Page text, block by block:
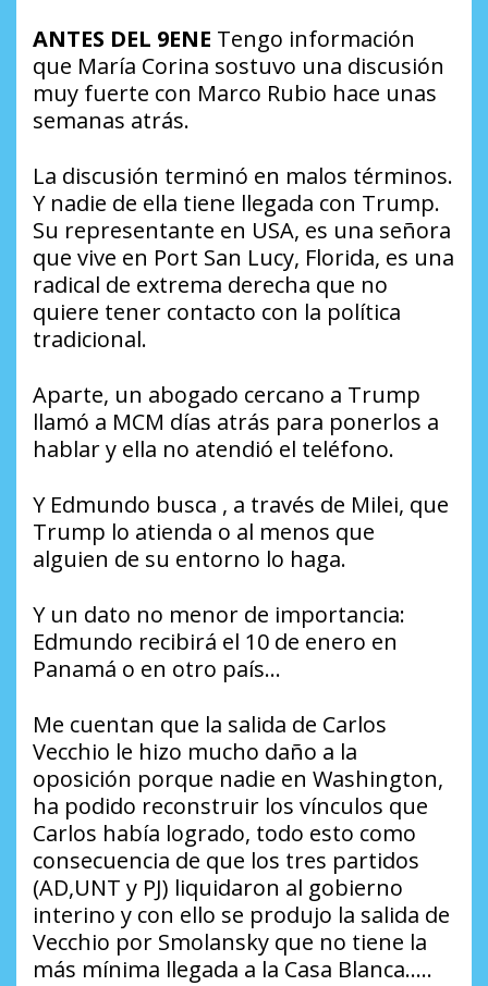
ANTES DEL 9ENE Tengo información
que María Corina sostuvo una discusión
muy fuerte con Marco Rubio hace unas
semanas atrás.
La discusión terminó en malos términos.
Y nadie de ella tiene llegada con Trump.
Su representante en USA, es una señora
que vive en Port San Lucy, Florida, es una
radical de extrema derecha que no
quiere tener contacto con la política
tradicional.
Aparte, un abogado cercano a Trump
llamó a MCM días atrás para ponerlos a
hablar y ella no atendió el teléfono.
Y Edmundo busca , a través de Milei, que
Trump lo atienda o al menos que
alguien de su entorno lo haga.
Y un dato no menor de importancia:
Edmundo recibirá el 10 de enero en
Panamá o en otro país…
Me cuentan que la salida de Carlos
Vecchio le hizo mucho daño a la
oposición porque nadie en Washington,
ha podido reconstruir los vínculos que
Carlos había logrado, todo esto como
consecuencia de que los tres partidos
(AD,UNT y PJ) liquidaron al gobierno
interino y con ello se produjo la salida de
Vecchio por Smolansky que no tiene la
más mínima llegada a la Casa Blanca…..